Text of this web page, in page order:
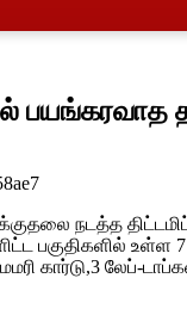
நடத்த
பகுதிகளில் உள்ள
கார்டு,3 லேப்-